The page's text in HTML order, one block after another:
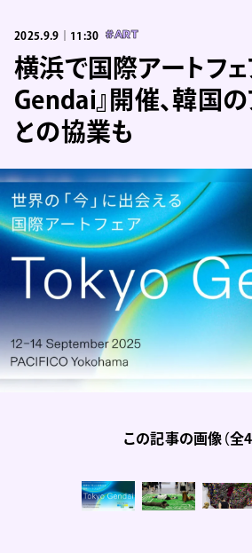
2025.9.9｜11:30 #ART
横浜で国際アートフェ
Gendai』開催、韓国
との協業も
この記事の画像（全4